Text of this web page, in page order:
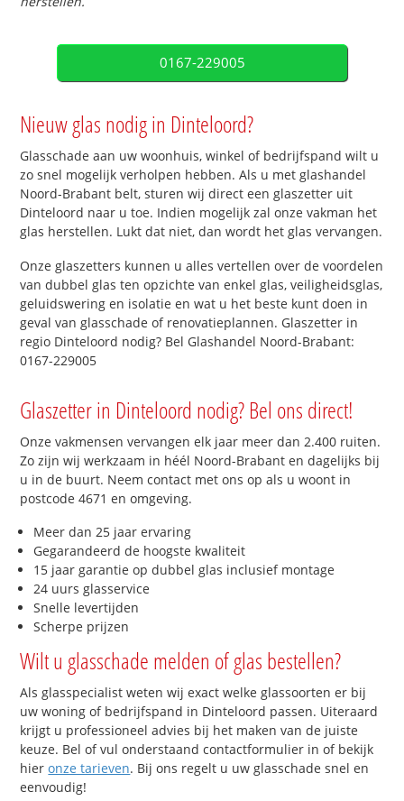
0167-229005
Nieuw glas nodig in Dinteloord?
Glasschade aan uw woonhuis, winkel of bedrijfspand wilt u
zo snel mogelijk verholpen hebben. Als u met glashandel
Noord-Brabant belt, sturen wij direct een glaszetter uit
Dinteloord naar u toe. Indien mogelijk zal onze vakman het
glas herstellen. Lukt dat niet, dan wordt het glas vervangen.
Onze glaszetters kunnen u alles vertellen over de voordelen
van dubbel glas ten opzichte van enkel glas, veiligheidsglas,
geluidswering en isolatie en wat u het beste kunt doen in
geval van glasschade of renovatieplannen. Glaszetter in
regio Dinteloord nodig? Bel Glashandel Noord-Brabant:
0167-229005
Glaszetter in Dinteloord nodig? Bel ons direct!
Onze vakmensen vervangen elk jaar meer dan 2.400 ruiten.
Zo zijn wij werkzaam in héél Noord-Brabant en dagelijks bij
u in de buurt. Neem contact met ons op als u woont in
postcode 4671 en omgeving.
Meer dan 25 jaar ervaring
Gegarandeerd de hoogste kwaliteit
15 jaar garantie op dubbel glas inclusief montage
24 uurs glasservice
Snelle levertijden
Scherpe prijzen
Wilt u glasschade melden of glas bestellen?
Als glasspecialist weten wij exact welke glassoorten er bij
uw woning of bedrijfspand in Dinteloord passen. Uiteraard
krijgt u professioneel advies bij het maken van de juiste
keuze. Bel of vul onderstaand contactformulier in of bekijk
hieronze tarieven. Bij ons regelt u uw glasschade snel en
eenvoudig!